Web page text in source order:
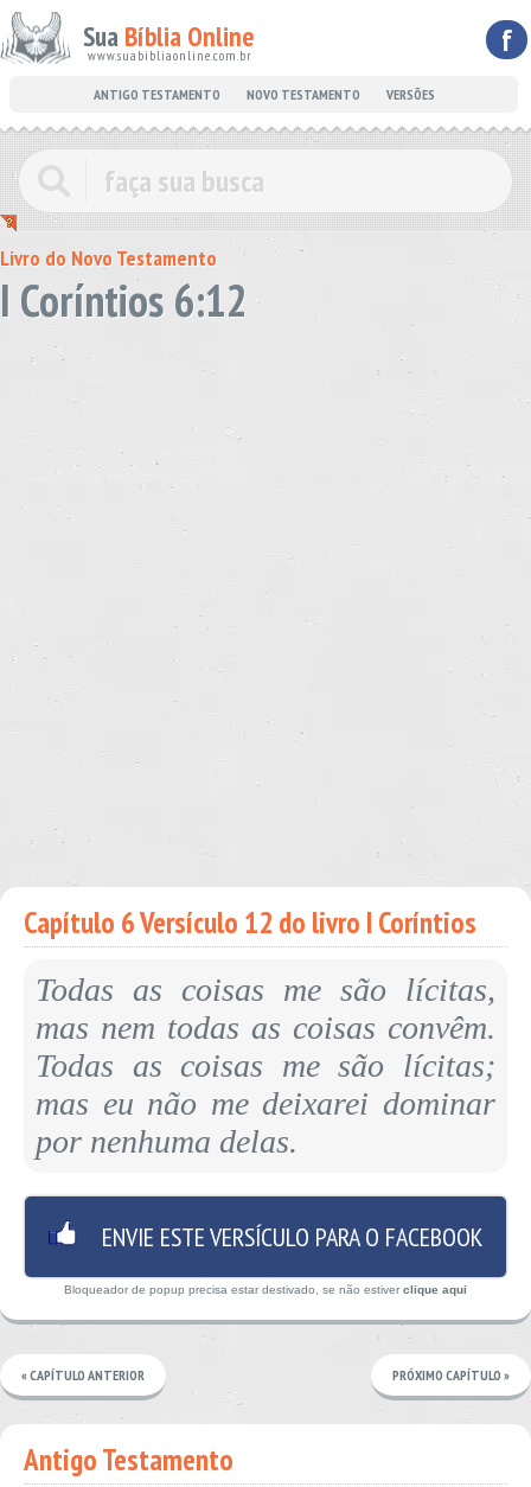
Sua Bíblia Online
www.suabibliaonline.com.br f
ANTIGO TESTAMENTO NOVO TESTAMENTO VERSÕES
Livro do Novo Testamento
I Coríntios 6:12
Capítulo 6 Versículo 12 do livro I Coríntios
Todas as coisas me são lícitas,
mas nem todas as coisas convêm.
Todas as coisas me são lícitas;
mas eu não me deixarei dominar
por nenhuma delas.
ENVIE ESTE VERSÍCULO PARA O FACEBOOK
Bloqueador de popup precisa estar destivado, se não estiver clique aqui
« CAPÍTULO ANTERIOR PRÓXIMO CAPÍTULO »
Antigo Testamento